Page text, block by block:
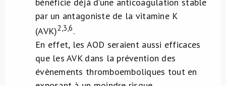
par un antagoniste de la vitamine K
(AVK)2,3,6.
En effet, les AOD seraient aussi efficaces
que les AVK dans la prévention des
évènements thromboemboliques tout en